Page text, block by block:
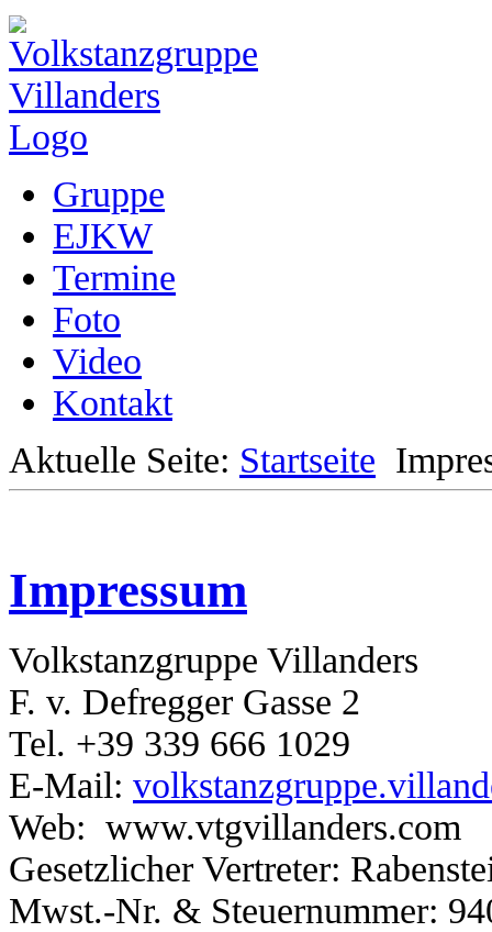
Gruppe
EJKW
Termine
Foto
Video
Kontakt
Aktuelle Seite: Startseite
Impressum
Volkstanzgruppe Villanders
F. v. Defregger Gasse 2
Tel. +39 339 666 1029
E-Mail:
Web: www.vtgvillanders.com
Gesetzlicher Vertreter:
Mwst.-Nr. & Steuernummer: